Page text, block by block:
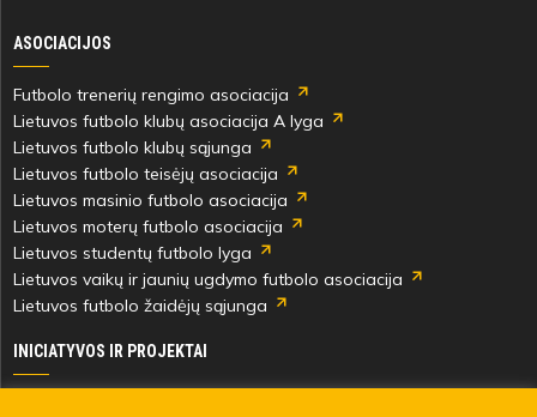
ASOCIACIJOS
Futbolo trenerių rengimo asociacija
Lietuvos futbolo klubų asociacija A lyga
Lietuvos futbolo klubų sąjunga
Lietuvos futbolo teisėjų asociacija
Lietuvos masinio futbolo asociacija
Lietuvos moterų futbolo asociacija
Lietuvos studentų futbolo lyga
Lietuvos vaikų ir jaunių ugdymo futbolo asociacija
Lietuvos futbolo žaidėjų sąjunga
INICIATYVOS IR PROJEKTAI